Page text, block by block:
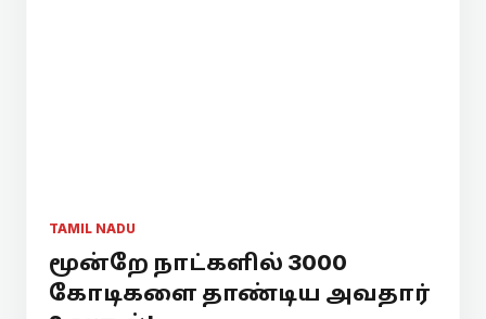
TAMIL NADU
மூன்றே நாட்களில் 3000
கோடிகளை தாண்டிய அவதார்